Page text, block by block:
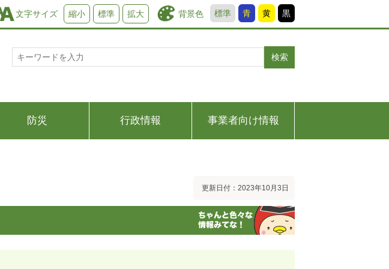
背景色 標準 青 黄 黒
文字サイズ 縮小 標準 拡大
検索
防災 行政情報 事業者向け情報
更新日付：2023年10月3日